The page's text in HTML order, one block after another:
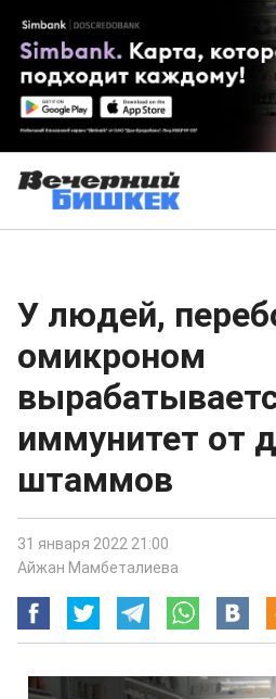
У людей,
омикроном
иммунитет от
штаммов
31 января 2022 21:00
Айжан Мамбеталиева